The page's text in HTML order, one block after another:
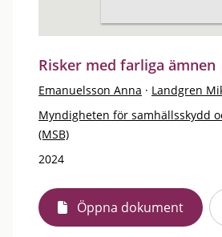
Risker med farliga ämnen
Emanuelsson Anna · Landgren
Myndigheten för samhällsskydd
(MSB)
2024
Öppna dokument